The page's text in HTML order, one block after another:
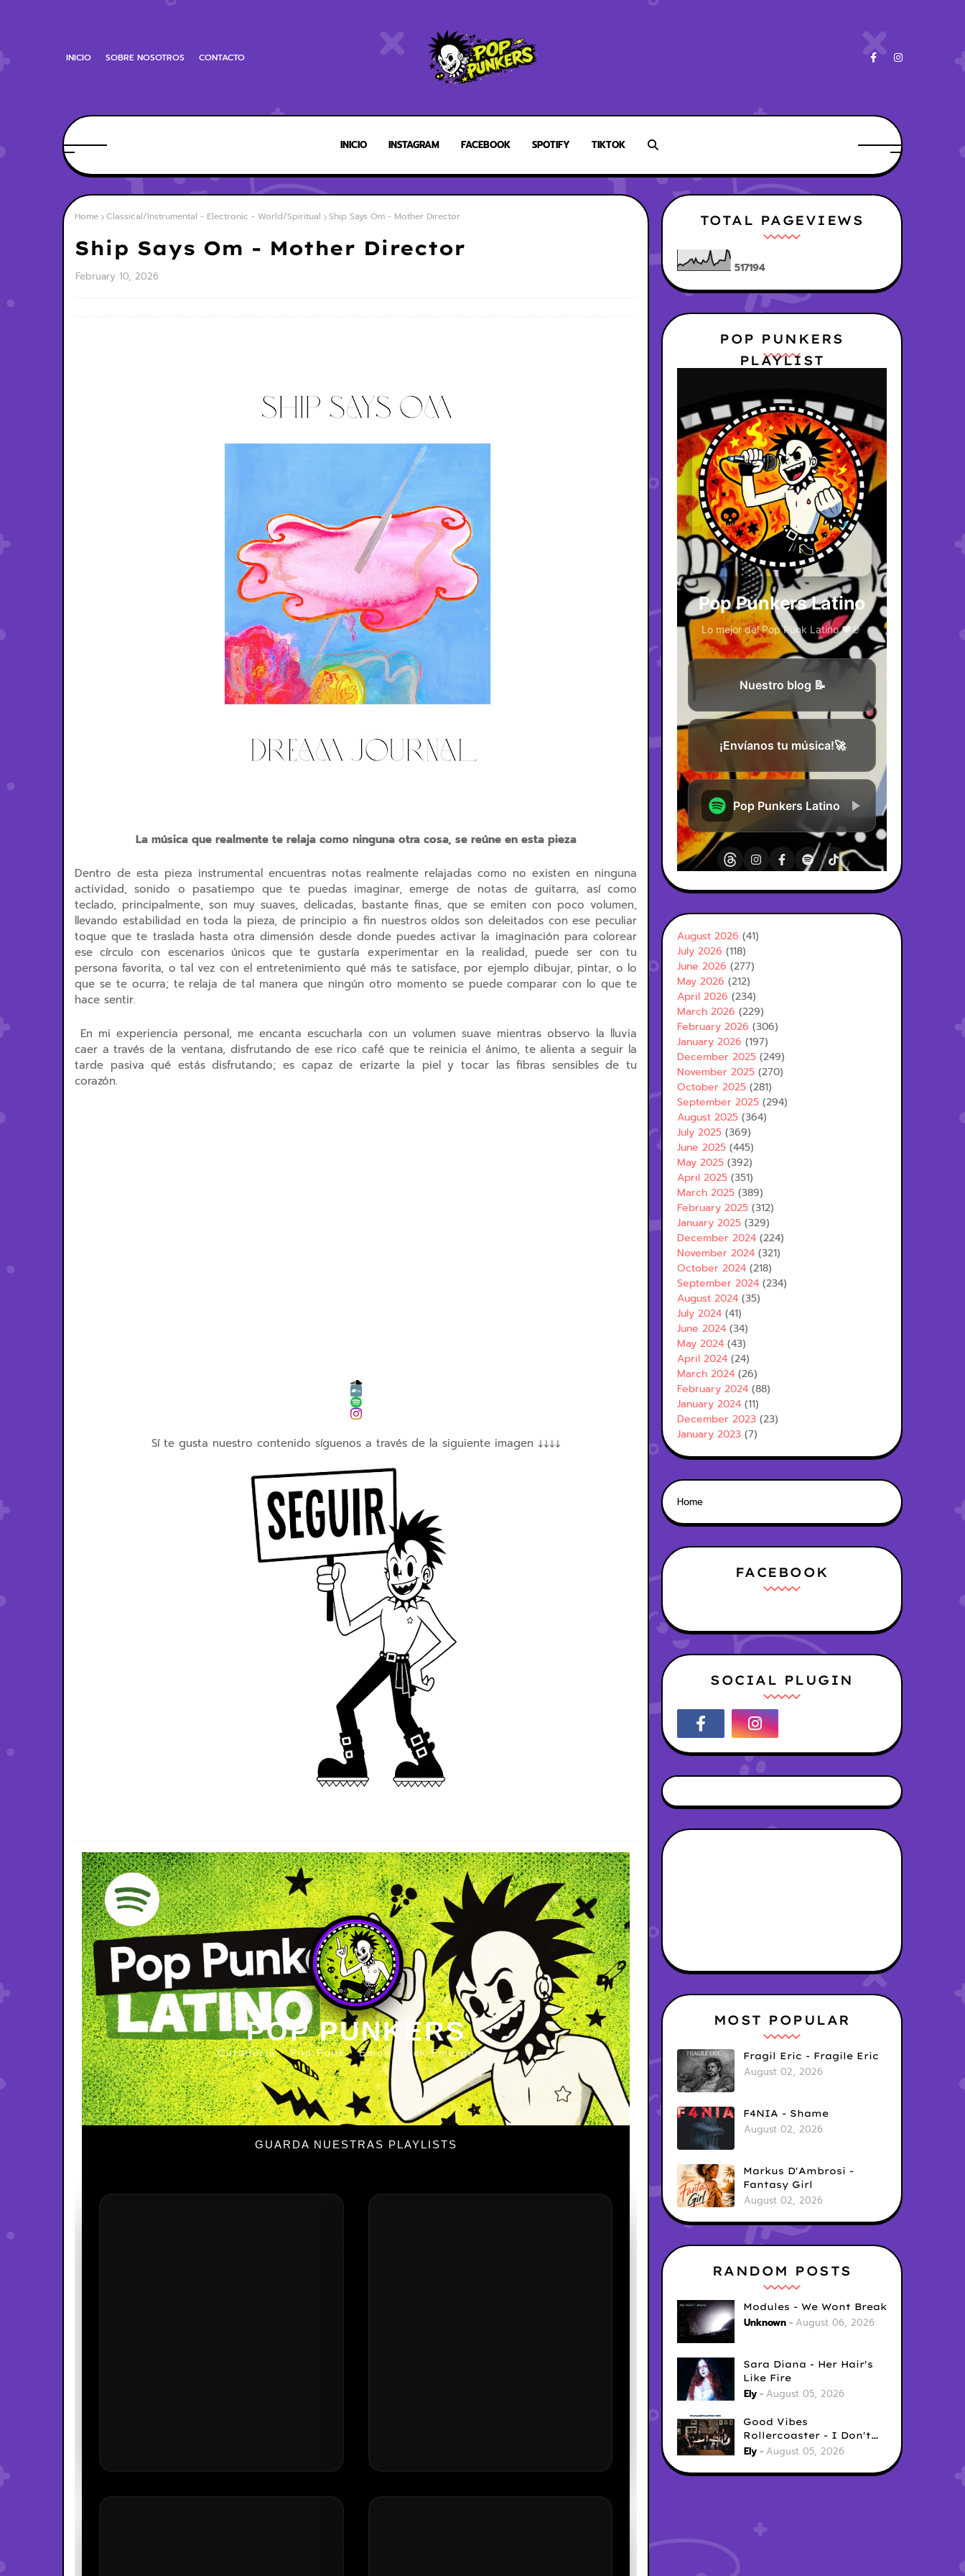
INICIO SOBRE NOSOTROS CONTACTO
INICIO INSTAGRAM FACEBOOK SPOTIFY TIKTOK
Home Classical/Instrumental - Electronic - World/Spiritual Ship Says Om - Mother Director
Ship Says Om - Mother Director
February 10, 2026
La música que realmente te relaja como ninguna otra cosa, se reúne en esta pieza
Dentro de esta pieza instrumental encuentras notas realmente relajadas como no existen en ninguna
actividad, sonido o pasatiempo que te puedas imaginar, emerge de notas de guitarra, así como
teclado, principalmente, son muy suaves, delicadas, bastante finas, que se emiten con poco volumen,
llevando estabilidad en toda la pieza, de principio a fin nuestros oídos son deleitados con ese peculiar
toque que te traslada hasta otra dimensión desde donde puedes activar la imaginación para colorear
ese círculo con escenarios únicos que te gustaría experimentar en la realidad, puede ser con tu
persona favorita, o tal vez con el entretenimiento qué más te satisface, por ejemplo dibujar, pintar, o lo
que se te ocurra; te relaja de tal manera que ningún otro momento se puede comparar con lo que te
hace sentir.
En mi experiencia personal, me encanta escucharla con un volumen suave mientras observo la lluvia
caer a través de la ventana, disfrutando de ese rico café que te reinicia el ánimo, te alienta a seguir la
tarde pasiva qué estás disfrutando; es capaz de erizarte la piel y tocar las fibras sensibles de tu
corazón.
Sí te gusta nuestro contenido síguenos a través de la siguiente imagen ↓↓↓↓
POP PUNKERS
Curaduría · Pop Punk · Emo · Rock Emergente
GUARDA NUESTRAS PLAYLISTS
TOTAL PAGEVIEWS
517194
POP PUNKERS
PLAYLIST
August 2026 (41)
July 2026 (118)
June 2026 (277)
May 2026 (212)
April 2026 (234)
March 2026 (229)
February 2026 (306)
January 2026 (197)
December 2025 (249)
November 2025 (270)
October 2025 (281)
September 2025 (294)
August 2025 (364)
July 2025 (369)
June 2025 (445)
May 2025 (392)
April 2025 (351)
March 2025 (389)
February 2025 (312)
January 2025 (329)
December 2024 (224)
November 2024 (321)
October 2024 (218)
September 2024 (234)
August 2024 (35)
July 2024 (41)
June 2024 (34)
May 2024 (43)
April 2024 (24)
March 2024 (26)
February 2024 (88)
January 2024 (11)
December 2023 (23)
January 2023 (7)
Home
FACEBOOK
SOCIAL PLUGIN
MOST POPULAR
Fragil Eric - Fragile Eric
August 02, 2026
F4NIA - Shame
August 02, 2026
Markus D'Ambrosi -
Fantasy Girl
August 02, 2026
RANDOM POSTS
Modules - We Wont Break
Unknown August 06, 2026
Sara Diana - Her Hair's
Like Fire
Ely August 05, 2026
Good Vibes
Rollercoaster - I Don't
Care
Ely August 05, 2026